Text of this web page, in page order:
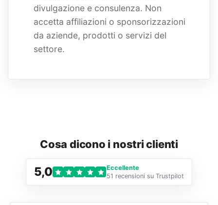
divulgazione e consulenza. Non
accetta affiliazioni o sponsorizzazioni
da aziende, prodotti o servizi del
settore.
Cosa dicono i nostri clienti
5,0
Eccellente
51 recensioni su Trustpilot